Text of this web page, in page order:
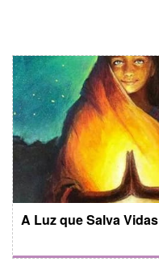
A Luz que Salva Vidas